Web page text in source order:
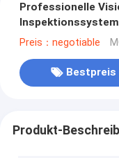
Professionelle
Preis：negotiable
Bestpreis
Produkt-